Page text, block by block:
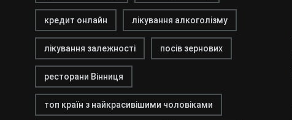
кредит онлайн лікування алкоголізму
лікування залежності посів зернових
ресторани Вінниця
топ країн з найкрасивішими чоловіками